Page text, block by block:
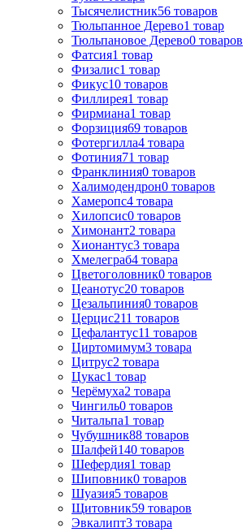
Тысячелистник56 товаров
Тюльпанное Дерево1 товар
Тюльпановое Дерево0 товаров
Фатсия1 товар
Физалис1 товар
Фикус10 товаров
Филлирея1 товар
Фирмиана1 товар
Форзиция69 товаров
Фотергилла4 товара
Фотиния71 товар
Франклиния0 товаров
Халимодендрон0 товаров
Хамеропс4 товара
Хилопсис0 товаров
Химонант2 товара
Хионантус3 товара
Хмелеграб4 товара
Цветоголовник0 товаров
Цеанотус20 товаров
Цезальпиния0 товаров
Церцис211 товаров
Цефалантус11 товаров
Циртомимум3 товара
Цитрус2 товара
Цукас1 товар
Черёмуха2 товара
Чингиль0 товаров
Читальпа1 товар
Чубушник88 товаров
Шалфей140 товаров
Шефердия1 товар
Шиповник0 товаров
Шуазия5 товаров
Щитовник59 товаров
Эвкалипт3 товара